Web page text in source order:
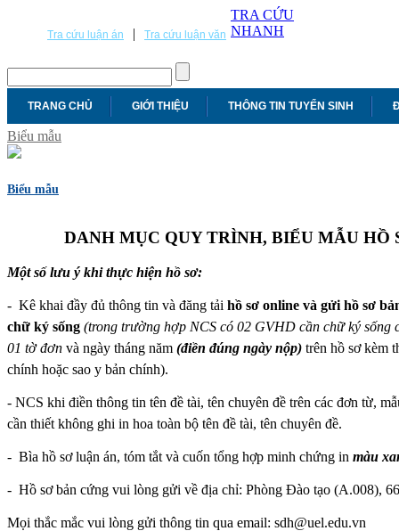
Tra cứu luận án | Tra cứu luận văn
TRA CỨU
NHANH
TRANG CHỦ GIỚI THIỆU THÔNG TIN TUYỂN SINH
Biểu mẫu
Biểu mẫu
DANH MỤC QUY TRÌNH, BIỂU MẪU HỒ
Một số lưu ý khi thực hiện hồ sơ:
- Kê khai đầy đủ thông tin và đăng tải hồ sơ online và gửi hồ sơ
chữ ký sống (trong trường hợp NCS có 02 GVHD cần chữ ký sống
01 tờ đơn và ngày tháng năm (điền đúng ngày nộp) trên hồ sơ kèm
chính hoặc sao y bản chính).
- NCS khi điền thông tin tên đề tài, tên chuyên đề trên các đơn từ,
cần thiết không ghi in hoa toàn bộ tên đề tài, tên chuyên đề.
- Bìa hồ sơ luận án, tóm tắt và cuốn tổng hợp minh chứng in màu
- Hồ sơ bản cứng vui lòng gửi về địa chỉ: Phòng Đào tạo (A.008),
Mọi thắc mắc vui lòng gửi thông tin qua email: sdh@uel.edu.vn